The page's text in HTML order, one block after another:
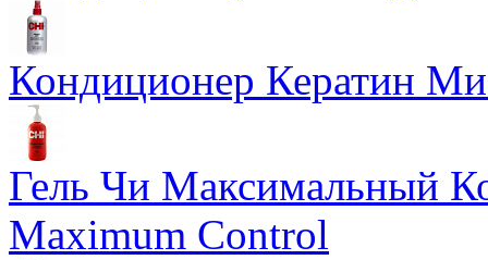
Кондиционер Кератин
Гель Чи Максимальный
Maximum Control